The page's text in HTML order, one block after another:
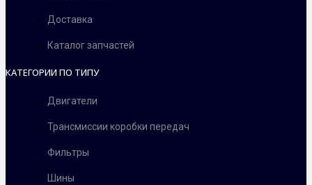
Доставка
Каталог запчастей
КАТЕГОРИИ ПО ТИПУ
Двигатели
Трансмиссии коробки передач
Фильтры
Шины